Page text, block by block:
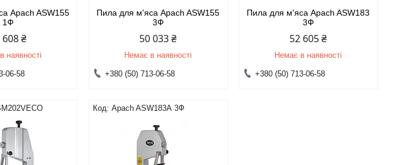
Apach ASW155
1Ф
608 ₴
наявності
06-58
Пила для м'яса Apach ASW155
3Ф
50 033 ₴
Немає в наявності
+380 (50) 713-06-58
Пила для м'яса Apach ASW183
3Ф
52 605 ₴
Немає в наявності
+380 (50) 713-06-58
Apach ASW183А 3Ф